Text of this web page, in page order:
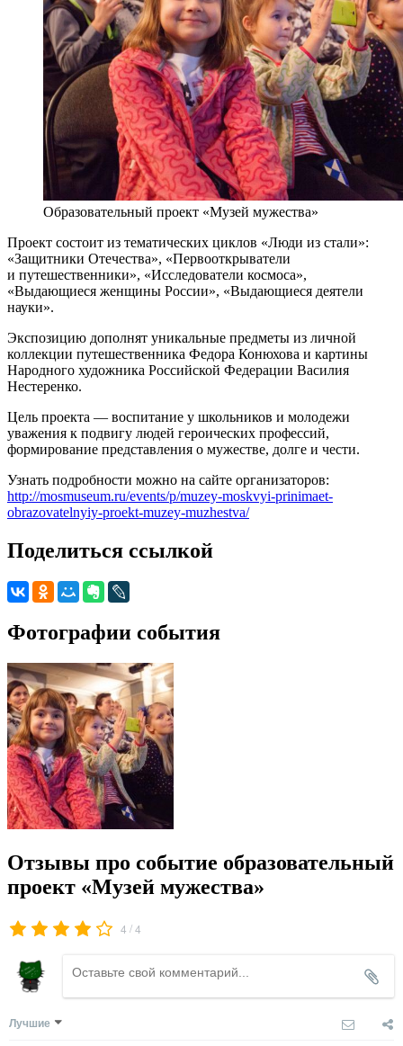
Образовательный проект «Музей мужества»
Проект состоит из тематических циклов «Люди из стали»:
«Защитники Отечества», «Первооткрыватели
и путешественники», «Исследователи космоса»,
«Выдающиеся женщины России», «Выдающиеся деятели
науки».
Экспозицию дополнят уникальные предметы из личной
коллекции путешественника Федора Конюхова и картины
Народного художника Российской Федерации Василия
Нестеренко.
Цель проекта — воспитание у школьников и молодежи
уважения к подвигу людей героических профессий,
формирование представления о мужестве, долге и чести.
Узнать подробности можно на сайте организаторов:
http://mosmuseum.ru/events/p/muzey-moskvyi-prinimaet-
obrazovatelnyiy-proekt-muzey-muzhestva/
Поделиться ссылкой
Фотографии события
Отзывы про событие образовательный
проект «Музей мужества»
4 /4
Лучшие